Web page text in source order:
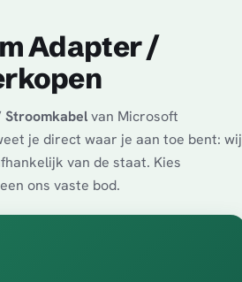
Adapter /
Stroomkabelvan Microsoft
je direct waar je aan toe bent: wij
van de staat. Kies
ons vaste bod.